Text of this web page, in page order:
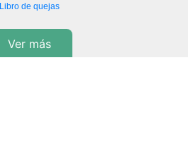
Libro de quejas
Ver más